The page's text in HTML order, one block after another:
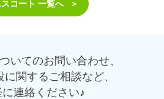
コート 一覧へ
いてのお問い合わせ、
関するご相談など、
連絡ください♪